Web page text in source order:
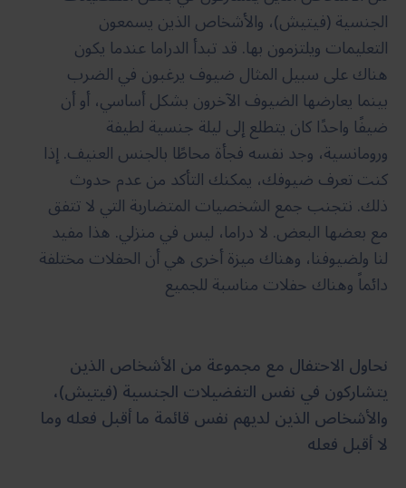
الجنسية (فيتيش)، والأشخاص الذين يسمعون
التعليمات ويلتزمون بها. قد تبدأ الدراما عندما يكون
هناك على سبيل المثال ضيوف يرغبون في الضرب
بينما يعارضها الضيوف الآخرون بشكل أساسي، أو أن
ضيفًا واحدًا كان يتطلع إلى ليلة جنسية لطيفة
ورومانسية، وجد نفسه فجأة محاطًا بالجنس العنيف. إذا
كنت تعرف ضيوفك، يمكنك التأكد من عدم حدوث
ذلك. نتجنب جمع الشخصيات المتضاربة التي لا تتفق
مع بعضها البعض. لا دراما، ليس في منزلي. هذا مفيد
لنا ولضيوفنا، وهناك ميزة أخرى هي أن الحفلات مختلفة
دائماً وهناك حفلات مناسبة للجميع
نحاول الاحتفال مع مجموعة من الأشخاص الذين
يتشاركون في نفس التفضيلات الجنسية (فيتيش)،
والأشخاص الذين لديهم نفس قائمة ما أقبل فعله وما
لا أقبل فعله